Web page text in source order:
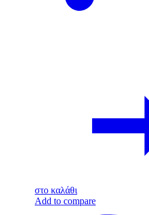
στο καλάθι
Add to compare